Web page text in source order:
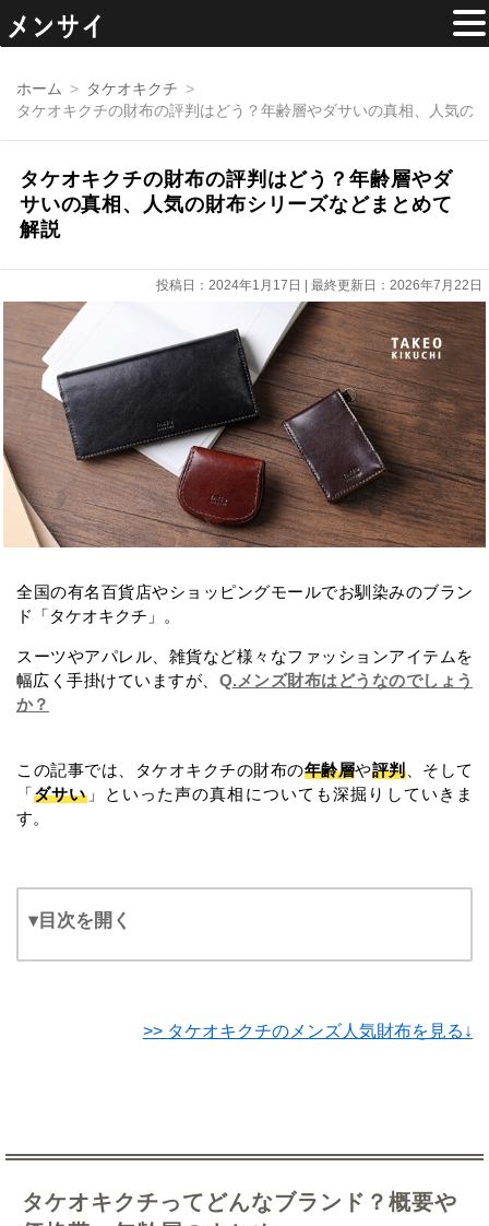
ホーム
タケオキクチ
タケオキクチの財布の評判はどう？年齢層やダサいの真相、人気の
タケオキクチの財布の評判はどう？年齢層やダ
サいの真相、人気の財布シリーズなどまとめて
解説
投稿日：2024年1月17日 | 最終更新日：2026年7月22日
全国の有名百貨店やショッピングモールでお馴染みのブラン
ド「タケオキクチ」。
スーツやアパレル、雑貨など様々なファッションアイテムを
幅広く手掛けていますが、 Q.メンズ財布はどうなのでしょう
か？
この記事では、タケオキクチの財布の年齢層や評判、そして
「ダサい」といった声の真相についても深掘りしていきま
す。
▾目次を開く
>> タケオキクチのメンズ人気財布を見る↓
タケオキクチってどんなブランド？概要や